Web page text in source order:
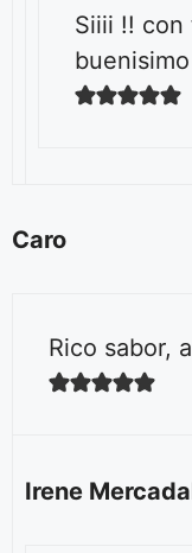
Siiii !! con
buenisimo
Caro
Rico sabor,
Irene